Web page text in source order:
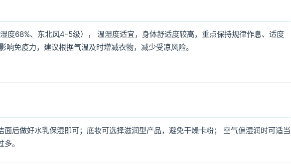
68%、东北风4-5级）， 温湿度适宜，身体舒适度较高，重点保持规律作息、适度
免疫力，建议根据气温及时增减衣物，减少受凉风险。
后做好水乳保湿即可；底妆可选择滋润型产品，避免干燥卡粉； 空气偏湿润时可适当
。